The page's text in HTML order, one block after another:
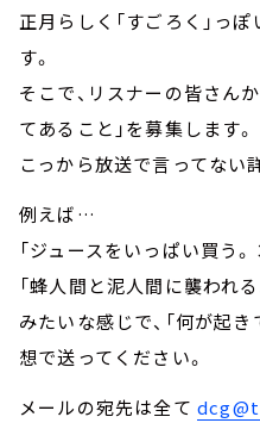
正月らしく「すごろく」っ
す。
そこで、リスナーの皆さん
てあること」を募集します。
こっから放送で言ってない
例えば…
「ジュースをいっぱい買う
「蜂人間と泥人間に襲われ
みたいな感じで、「何が起
想で送ってください。
メールの宛先は全て